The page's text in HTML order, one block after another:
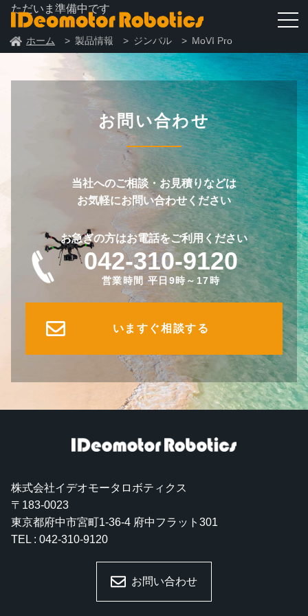
ただいま準備中です
ホーム 製品情報 ジンバル MoVI Pro
お問い合わせ
当社へのご相談・お見積りなどは
お気軽にお問い合わせください
お急ぎの方はお電話をご利用ください
042-310-9120
営業時間 平日9時～17時
いますぐ相談する
株式会社イデオモータロボティクス
〒183-0023
東京都府中市宮町1-36-4 府中フラット301
TEL : 042-310-9120
お問い合わせ